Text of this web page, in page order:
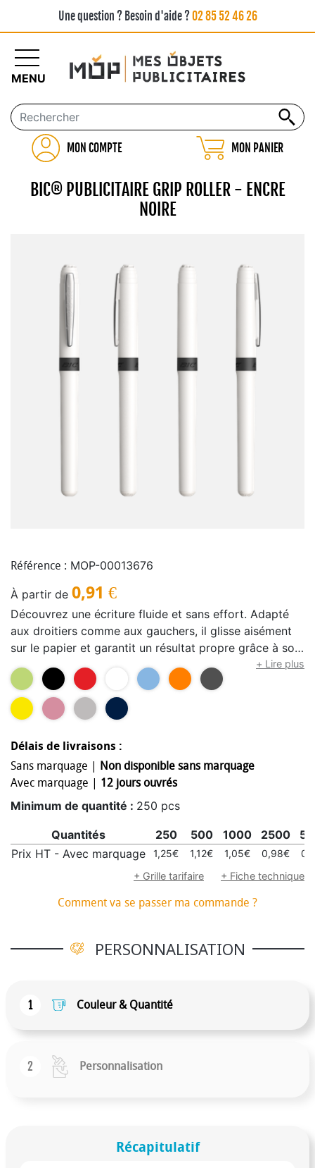
Une question ? Besoin d'aide ?02 85 52 46 26
MON COMPTE MON PANIER
MENU
BIC® PUBLICITAIRE GRIP ROLLER - ENCRE
NOIRE
Référence : MOP-00013676
À partir de 0,91 €
Découvrez une écriture fluide et sans effort. Adapté
aux droitiers comme aux gauchers, il glisse aisément
sur le papier et garantit un résultat propre grâce à son
encre à séchage rapide.
+ Lire plus
Délais de livraisons :
Sans marquage | Non disponible sans marquage
Avec marquage | 12 jours ouvrés
Minimum de quantité : 250 pcs
Quantités 250 500 1000 2500
Prix HT - Avec marquage
1,25€ 1,12€ 1,05€ 0,98€
+ Grille tarifaire
+ Fiche technique
Comment va se passer ma commande ?
PERSONNALISATION
1 Couleur & Quantité
2 Personnalisation
Récapitulatif